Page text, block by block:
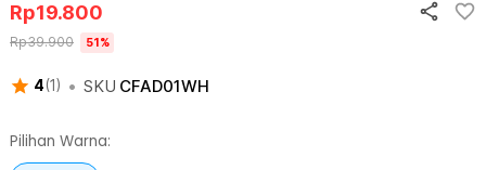
4(1 ) • SKU CFAD01WH
Rp19.800
Rp39.900 51%
Pilihan Warna: